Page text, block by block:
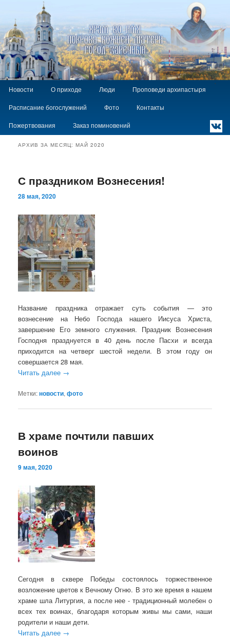
Храм Покрова Божией Матери г.
Заречный
Главное
Перейти
основному
содержимому
Перейти
дополнительному
содержимому
Новости О приходе Люди Проповеди архипастыря
Расписание богослужений Фото Контакты
Пожертвования Заказ поминовений
`
АРХИВ ЗА МЕСЯЦ: МАЙ 2020
С праздником Вознесения!
28 мая, 2020
Название праздника отражает суть события — это
вознесение на Небо Господа нашего Иисуса Христа,
завершение Его земного служения. Праздник Вознесения
Господня празднуется в 40 день после Пасхи и всегда
приходится на четверг шестой недели. В этом году он
совершается 28 мая.
Читать далее →
Метки:новости, фото
В храме почтили павших
воинов
9 мая, 2020
Сегодня в сквере Победы состоялось торжественное
возложение цветов к Вечному Огню. В это же время в нашем
храме шла Литургия, а после нее - традиционный молебен о
всех тех воинах, благодаря которым живы мы сами, наши
родители и наши дети.
Читать далее →